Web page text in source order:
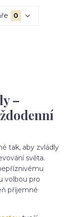
0
–
tak, aby zvládly
světa.
volbou pro
příjemné